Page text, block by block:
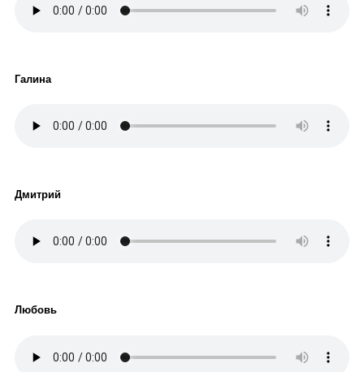
Галина
Дмитрий
Любовь